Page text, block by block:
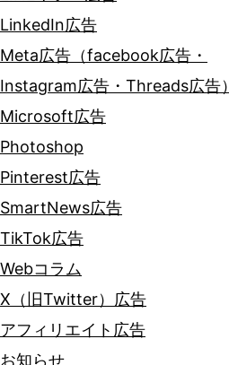
LinkedIn広告
Meta広告（facebook広告・
Instagram広告・Threads広告）
Microsoft広告
Photoshop
Pinterest広告
SmartNews広告
TikTok広告
Webコラム
X（旧Twitter）広告
アフィリエイト広告
お知らせ